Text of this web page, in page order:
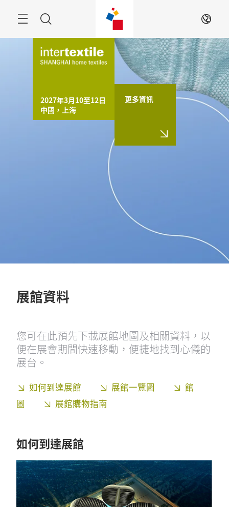
索
ZH
2027年3月10至12日
中國，上海
更多資訊
展館資料
您可在此預先下載展館地圖及相關資料，以
便在展會期間快速移動，便捷地找到心儀的
展台。
如何到達展館 展館一覽圖
館
圖
展館購物指南
如何到達展館